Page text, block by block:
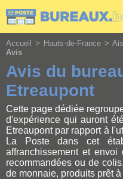
Accueil > Hauts-de-France >
Avis
Avis du
Etreaupont
Cette page dédiée
d'expérience qui auront
Etreaupont par rapport à
La Poste dans cet
affranchissement et
recommandées ou de
de monnaie, produits prêt à